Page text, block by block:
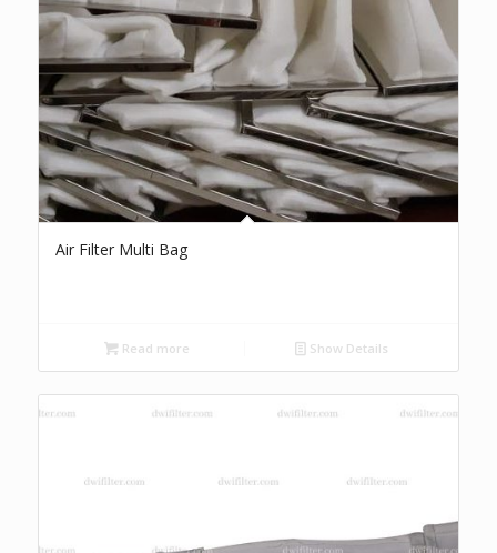
Air Filter Multi Bag
Read more Show Details